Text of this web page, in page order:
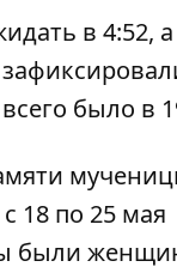
в 4:52,
было в
с 18 по 25
были